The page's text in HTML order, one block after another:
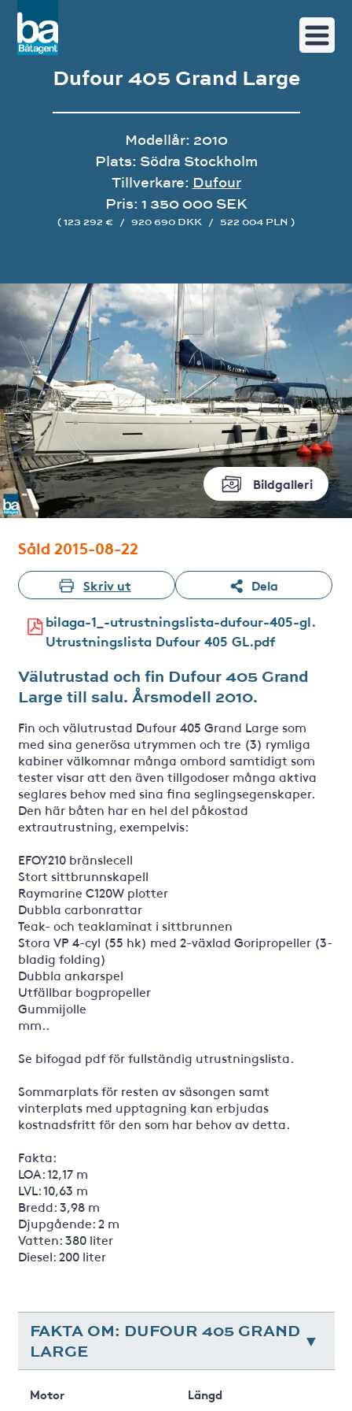
Bildgalleri
Dufour 405 Grand Large
Modellår: 2010
Plats: Södra Stockholm
Tillverkare: Dufour
Pris: 1 350 000 SEK
( 123 292 € / 920 690 DKK / 522 004 PLN )
Såld 2015-08-22
Skriv ut Dela
bilaga-1_-utrustningslista-dufour-405-gl.
Utrustningslista Dufour 405 GL.pdf
Välutrustad och fin Dufour 405 Grand
Large till salu. Årsmodell 2010.
Fin och välutrustad Dufour 405 Grand Large som
med sina generösa utrymmen och tre (3) rymliga
kabiner välkomnar många ombord samtidigt som
tester visar att den även tillgodoser många aktiva
seglares behov med sina fina seglingsegenskaper.
Den här båten har en hel del påkostad
extrautrustning, exempelvis:
EFOY210 bränslecell
Stort sittbrunnskapell
Raymarine C120W plotter
Dubbla carbonrattar
Teak- och teaklaminat i sittbrunnen
Stora VP 4-cyl (55 hk) med 2-växlad Goripropeller (3-
bladig folding)
Dubbla ankarspel
Utfällbar bogpropeller
Gummijolle
mm..
Se bifogad pdf för fullständig utrustningslista.
Sommarplats för resten av säsongen samt
vinterplats med upptagning kan erbjudas
kostnadsfritt för den som har behov av detta.
Fakta:
LOA: 12,17 m
LVL: 10,63 m
Bredd: 3,98 m
Djupgående: 2 m
Vatten: 380 liter
Diesel: 200 liter
FAKTA OM: DUFOUR 405 GRAND
LARGE
Motor
Längd